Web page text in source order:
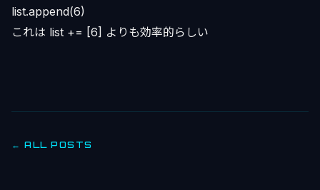
list.append(6)
これは list += [6] よりも効率的らしい
← ALL POSTS